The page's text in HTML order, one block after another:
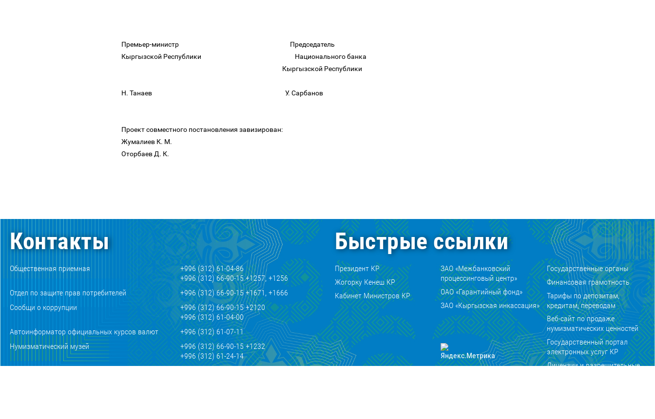
Премьер-министр Председатель
Кыргызской Республики Национального банка
Кыргызской Республики
Н. Танаев У. Сарбанов
Проект совместного постановления завизирован:
Жумалиев К. М.
Оторбаев Д. К.
Контакты
Общественная приемная
+996 (312) 61-04-86
+996 (312) 66-90-15 +1257, +1256
Отдел по защите прав потребителей
+996 (312) 66-90-15 +1671, +1666
Сообщи о коррупции
+996 (312) 66-90-15 +2120
+996 (312) 61-04-00
Автоинформатор официальных курсов валют
+996 (312) 61-07-11
Нумизматический музей
+996 (312) 66-90-15 +1232
+996 (312) 61-24-14
Быстрые ссылки
Президент КР
Жогорку Кенеш КР
Кабинет Министров КР
ЗАО «Межбанковский
процессинговый центр»
ОАО «Гарантийный фонд»
ЗАО «Кыргызская инкассация»
Государственные органы
Финансовая грамотность
Тарифы по депозитам,
кредитам, переводам
Веб-сайт по продаже
нумизматических ценностей
Государственный портал
электронных услуг КР
Лицензии и разрешительные